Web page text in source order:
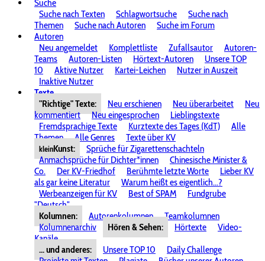
Suche
Suche nach Texten
Schlagwortsuche
Suche nach
Themen
Suche nach Autoren
Suche im Forum
Autoren
Neu angemeldet
Komplettliste Zufallsautor
Autoren-
Teams
Autoren-Listen Hörtext-Autoren
Unsere TOP
10
Aktive Nutzer Kartei-Leichen
Nutzer in Auszeit
Inaktive Nutzer
Texte
"Richtige" Texte:
Neu erschienen Neu überarbeitet
Neu
kommentiert
Neu eingesprochen
Lieblingstexte
Fremdsprachige Texte
Kurztexte des Tages (KdT)
Alle
Themen
Alle Genres Texte über KV
kleinKunst:
Sprüche für Zigarettenschachteln
Anmachsprüche für Dichter*innen
Chinesische Minister &
Co.
Der KV-Friedhof Berühmte letzte Worte
Lieber KV
als gar keine Literatur
Warum heißt es eigentlich...?
Werbeanzeigen für KV
Best of SPAM
Fundgrube
"Deutsch"
Kolumnen:
Autorenkolumnen
Teamkolumnen
Kolumnenarchiv
Hören & Sehen: Hörtexte
Video-
Kanäle
... und anderes:
Unsere TOP 10
Daily Challenge